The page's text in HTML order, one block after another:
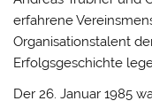
erfahrene
Organisationstalent
Erfolgsgeschichte
Der 26. Januar 1985